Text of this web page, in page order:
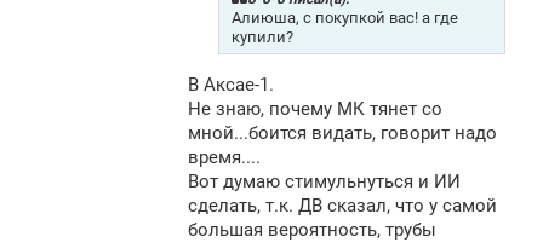
Алиюша, с покупкой вас! а где
купили?
В Аксае-1.
Не знаю, почему МК тянет со
мной...боится видать, говорит надо
время....
Вот думаю стимульнуться и ИИ
сделать, т.к. ДВ сказал, что у самой
большая вероятность, трубы